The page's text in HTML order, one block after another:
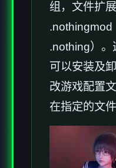
组，文件扩
.nothingmod
.nothing）。
可以安装及
改游戏配置
在指定的文